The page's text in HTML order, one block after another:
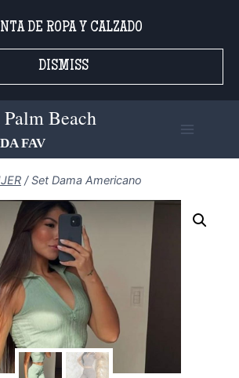
DE ROPA Y CALZADO
DISMISS
Beach
FAV
/ Set Dama Americano